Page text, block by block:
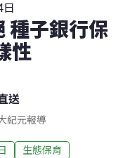
種子銀行保
性
送
紀元報導
生態保育